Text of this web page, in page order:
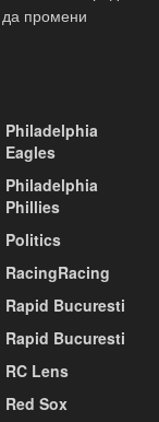
промени
Philadelphia
Eagles
Philadelphia
Phillies
Politics
RacingRacing
Rapid Bucuresti
Rapid Bucuresti
RC Lens
Red Sox